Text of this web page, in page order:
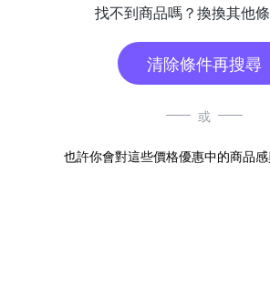
找不到商品嗎？換換其他條
清除條件再搜尋
或
也許你會對這些價格優惠中的商品感